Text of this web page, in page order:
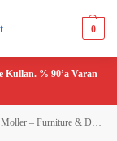
0
Kullan. % 90’a Varan
Moller – Furniture & Decor WooCommerce WordPress Theme